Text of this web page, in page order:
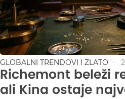
GLOBALNI TRENDOVI I ZLATO
Richemont beleži
ali Kina ostaje